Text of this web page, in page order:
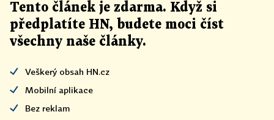
Tento článek je zdarma. Když si
předplatíte HN, budete moci číst
všechny naše články.
Veškerý obsah HN.cz
Mobilní aplikace
Bez reklam